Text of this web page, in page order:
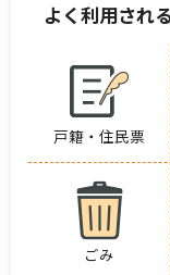
よく利用され
戸籍・住民票
ごみ